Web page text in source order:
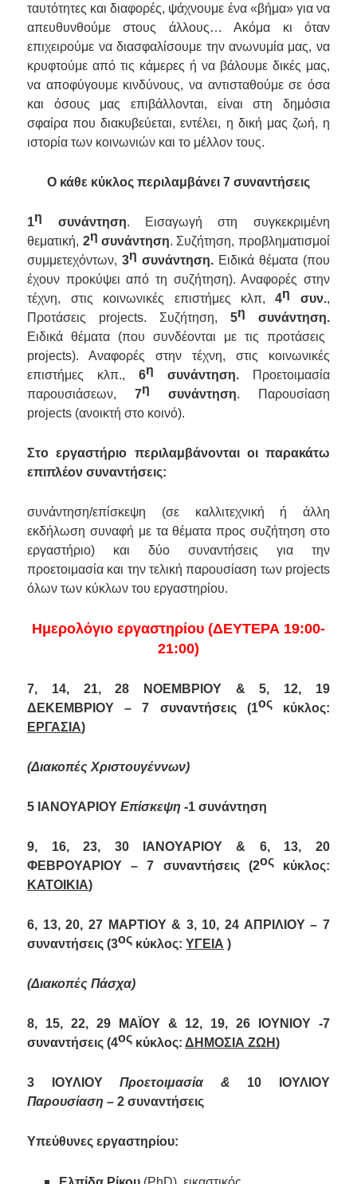
ταυτότητες και διαφορές, ψάχνουμε ένα «βήμα» για να
απευθυνθούμε στους άλλους… Ακόμα κι όταν
επιχειρούμε να διασφαλίσουμε την ανωνυμία μας, να
κρυφτούμε από τις κάμερες ή να βάλουμε δικές μας,
να αποφύγουμε κινδύνους, να αντισταθούμε σε όσα
και όσους μας επιβάλλονται, είναι στη δημόσια
σφαίρα που διακυβεύεται, εντέλει, η δική μας ζωή, η
ιστορία των κοινωνιών και το μέλλον τους.
Ο κάθε κύκλος περιλαμβάνει 7 συναντήσεις
1η συνάντηση. Εισαγωγή στη συγκεκριμένη
θεματική, 2η συνάντηση. Συζήτηση, προβληματισμοί
συμμετεχόντων,3η συνάντηση. Ειδικά θέματα (που
έχουν προκύψει από τη συζήτηση). Αναφορές στην
τέχνη, στις κοινωνικές επιστήμες κλπ,4η συν.,
Προτάσεις projects. Συζήτηση, 5η συνάντηση.
Ειδικά θέματα (που συνδέονται με τις προτάσεις
projects). Αναφορές στην τέχνη, στις κοινωνικές
επιστήμες κλπ., 6η συνάντηση.Προετοιμασία
παρουσιάσεων,7η συνάντηση. Παρουσίαση
projects (ανοικτή στο κοινό).
Στο εργαστήριο περιλαμβάνονται οι παρακάτω
επιπλέον συναντήσεις:
συνάντηση/επίσκεψη (σε καλλιτεχνική ή άλλη
εκδήλωση συναφή με τα θέματα προς συζήτηση στο
εργαστήριο) και δύο συναντήσεις για την
προετοιμασία και την τελική παρουσίαση των projects
όλων των κύκλων του εργαστηρίου.
Ημερολόγιο εργαστηρίου (ΔΕΥΤΕΡΑ 19:00-
21:00)
7, 14, 21, 28 ΝΟΕΜΒΡΙΟΥ & 5, 12, 19
ΔΕΚΕΜΒΡΙΟΥ – 7 συναντήσεις (1οςκύκλος:
ΕΡΓΑΣΙΑ)
(Διακοπές Χριστουγέννων)
5 ΙΑΝΟΥΑΡΙΟΥΕπίσκεψη -1 συνάντηση
9, 16, 23, 30 ΙΑΝΟΥΑΡΙΟΥ & 6, 13, 20
ΦΕΒΡΟΥΑΡΙΟΥ – 7 συναντήσεις (2οςκύκλος:
ΚΑΤΟΙΚΙΑ)
6, 13, 20, 27 ΜΑΡΤΙΟΥ & 3, 10, 24 ΑΠΡΙΛΙΟΥ – 7
συναντήσεις (3ος κύκλος:ΥΓΕΙΑ )
(Διακοπές Πάσχα)
8, 15, 22, 29 ΜΑΪΟΥ & 12, 19, 26 ΙΟΥΝΙΟΥ -7
συναντήσεις (4ος κύκλος:ΔΗΜΟΣΙΑ ΖΩΗ)
3 ΙΟΥΛΙΟΥΠροετοιμασία & 10 ΙΟΥΛΙΟΥ
Παρουσίαση –2 συναντήσεις
Υπεύθυνες εργαστηρίου: